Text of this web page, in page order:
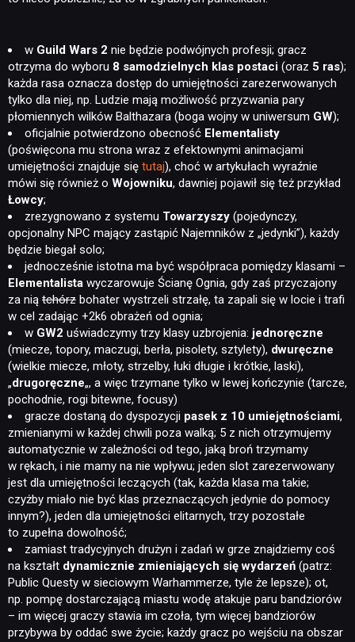
w Guild Wars 2 nie będzie podwójnych profesji; gracz
otrzyma do wyboru 8 samodzielnych klas postaci (oraz 5 ras);
każda rasa oznacza dostęp do umiejętności zarezerwowanych
tylko dla niej, np. Ludzie mają możliwość przyzwania pary
płomiennych wilków Balthazara (boga wojny w uniwersum GW);
oficjalnie potwierdzono obecność Elementalisty
(poświęcona mu strona wraz z efektownymi animacjami
umiejętności znajduje się tutaj), choć w artykułach wyraźnie
mówi się również o Wojowniku, dawniej pojawił się też przykład
Łowcy;
zrezygnowano z systemu Towarzyszy (pojedynczy,
opcjonalny NPC mający zastąpić Najemników z „jedynki”), każdy
będzie biegał solo;
jednocześnie istotna ma być współpraca pomiędzy klasami –
Elementalista wyczarowuje Ścianę Ognia, gdy zaś przyczajony
za nią tchórz bohater wystrzeli strzałę, ta zapali się w locie i trafi
w cel zadając +2k6 obrażeń od ognia;
w GW2 uświadczymy trzy klasy uzbrojenia: jednoręczne
(miecze, topory, maczugi, berła, pisolety, sztylety), dwuręczne
(wielkie miecze, młoty, strzelby, łuki długie i krótkie, laski),
„drugoręczne„, a więc trzymane tylko w lewej kończynie (tarcze,
pochodnie, rogi bitewne, focusy)
gracze dostaną do dyspozycji pasek z 10 umiejętnościami,
zmienianymi w każdej chwili poza walką; 5 z nich otrzymujemy
automatycznie w zależności od tego, jaką broń trzymamy
w rękach, i nie mamy na nie wpływu; jeden slot zarezerwowany
jest dla umiejętności leczących (tak, każda klasa ma takie;
czyżby miało nie być klas przeznaczących jedynie do pomocy
innym?), jeden dla umiejętności elitarnych, trzy pozostałe
to zupełna dowolność;
zamiast tradycyjnych drużyn i zadań w grze znajdziemy coś
na kształt dynamicznie zmieniających się wydarzeń (patrz:
Public Questy w sieciowym Warhammerze, tyle że lepsze); ot,
np. pompę dostarczającą miastu wodę atakuje paru bandziorów
– im więcej graczy stawia im czoła, tym więcej bandziorów
przybywa by oddać swe życie; każdy gracz po wejściu na obszar